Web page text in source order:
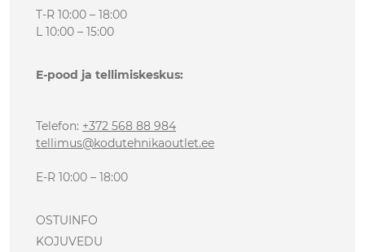
T-R 10:00 – 18:00
L 10:00 – 15:00
E-pood ja tellimiskeskus:
Telefon: +372 568 88 984
tellimus@kodutehnikaoutlet.ee
E-R 10:00 – 18:00
OSTUINFO
KOJUVEDU